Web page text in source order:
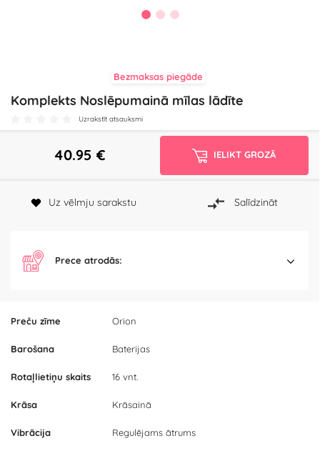
Bezmaksas piegāde
Komplekts Noslēpumainā mīlas lādīte
Uzrakstīt atsauksmi
Preču zīme Orion
Barošana Baterijas
Rotaļlietiņu skaits 16 vnt.
Krāsa Krāsainā
Vibrācija Regulējams ātrums
40.95 € IELIKT GROZĀ
Uz vēlmju sarakstu Salīdzināt
Prece atrodās: